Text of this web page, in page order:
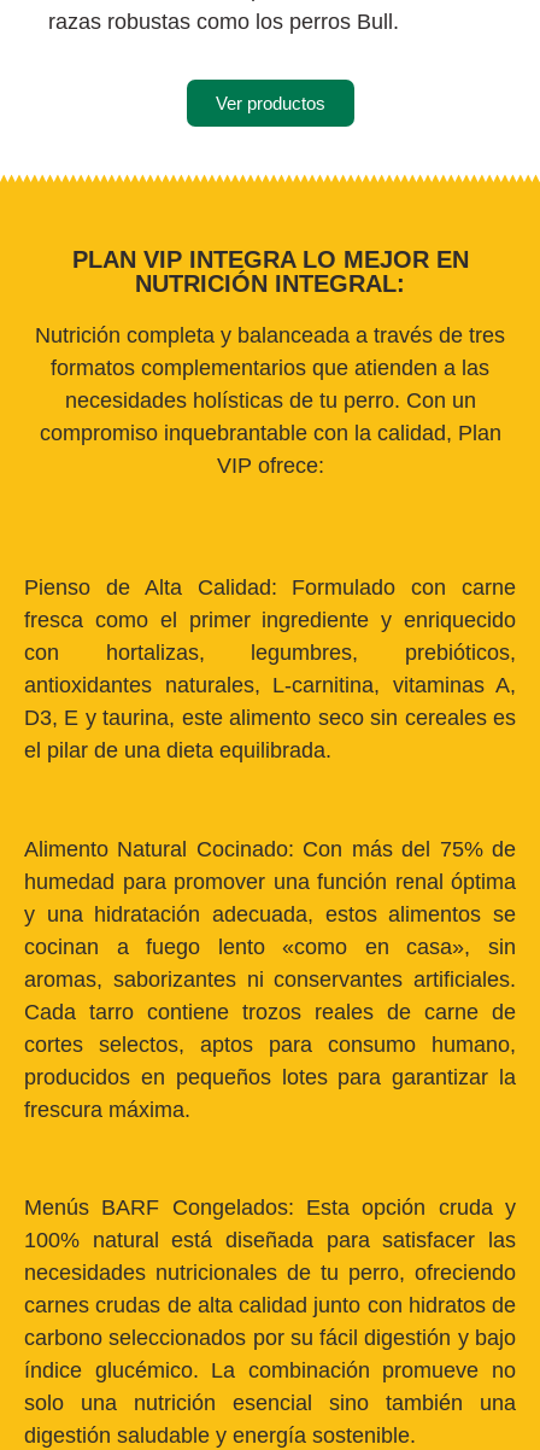
razas robustas como los perros Bull.
Ver productos
PLAN VIP INTEGRA LO MEJOR EN
NUTRICIÓN INTEGRAL:
Nutrición completa y balanceada a través de tres
formatos complementarios que atienden a las
necesidades holísticas de tu perro. Con un
compromiso inquebrantable con la calidad, Plan
VIP ofrece:
Pienso de Alta Calidad: Formulado con carne
fresca como el primer ingrediente y enriquecido
con hortalizas, legumbres, prebióticos,
antioxidantes naturales, L-carnitina, vitaminas A,
D3, E y taurina, este alimento seco sin cereales es
el pilar de una dieta equilibrada.
Alimento Natural Cocinado: Con más del 75% de
humedad para promover una función renal óptima
y una hidratación adecuada, estos alimentos se
cocinan a fuego lento «como en casa», sin
aromas, saborizantes ni conservantes artificiales.
Cada tarro contiene trozos reales de carne de
cortes selectos, aptos para consumo humano,
producidos en pequeños lotes para garantizar la
frescura máxima.
Menús BARF Congelados: Esta opción cruda y
100% natural está diseñada para satisfacer las
necesidades nutricionales de tu perro, ofreciendo
carnes crudas de alta calidad junto con hidratos de
carbono seleccionados por su fácil digestión y bajo
índice glucémico. La combinación promueve no
solo una nutrición esencial sino también una
digestión saludable y energía sostenible.